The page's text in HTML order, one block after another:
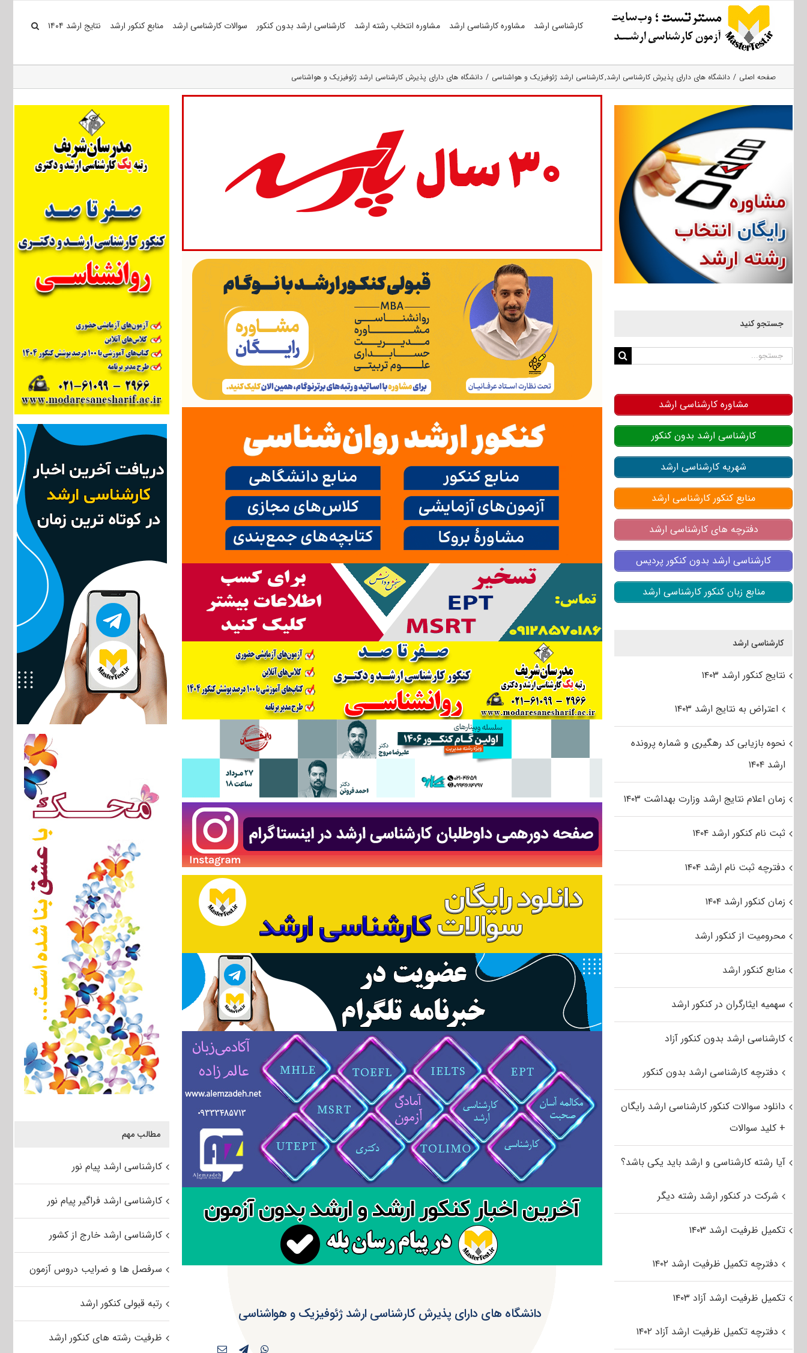
کارشناسی ارشد مشاوره کارشناسی ارشد مشاوره انتخاب رشته ارشد کارشناسی ارشد بدون کنکور سوالات کارشناسی ارشد منابع کنکور ارشد نتایج ارشد ۱۴۰۴
صفحه اصلی دانشگاه های دارای پذیرش کارشناسی ارشد کارشناسی ارشد ژئوفیزیک و هواشناسی دانشگاه های دارای پذیرش کارشناسی ارشد ژئوفیزیک و هواشناسی
دانشگاه های دارای پذیرش کارشناسی ارشد ژئوفیزیک و هواشناسی
مطالب مهم
کارشناسی ارشد پیام نور
کارشناسی ارشد فراگیر پیام نور
کارشناسی ارشد خارج از کشور
سرفصل ها و ضرایب دروس آزمون
رتبه قبولی کنکور ارشد
ظرفیت رشته های کنکور ارشد
جستجو کنید
جستجو
مشاوره کارشناسی ارشد
کارشناسی ارشد بدون کنکور
شهریه کارشناسی ارشد
منابع کنکور کارشناسی ارشد
دفترچه های کارشناسی ارشد
کارشناسی ارشد بدون کنکور پردیس
منابع زبان کنکور کارشناسی ارشد
کارشناسی ارشد
نتایج کنکور ارشد ۱۴۰۳
اعتراض به نتایج ارشد ۱۴۰۳
نحوه بازیابی کد رهگیری و شماره پرونده
ارشد ۱۴۰۴
زمان اعلام نتایج ارشد وزارت بهداشت ۱۴۰۳
ثبت نام کنکور ارشد ۱۴۰۴
دفترچه ثبت نام ارشد ۱۴۰۴
زمان کنکور ارشد ۱۴۰۴
محرومیت از کنکور ارشد
منابع کنکور ارشد
سهمیه ایثارگران در کنکور ارشد
کارشناسی ارشد بدون کنکور آزاد
دفترچه کارشناسی ارشد بدون کنکور
دانلود سوالات کنکور کارشناسی ارشد رایگان
+ کلید سوالات
آیا رشته کارشناسی و ارشد باید یکی باشد؟
شرکت در کنکور ارشد رشته دیگر
تکمیل ظرفیت ارشد ۱۴۰۳
دفترچه تکمیل ظرفیت ارشد ۱۴۰۲
تکمیل ظرفیت ارشد آزاد ۱۴۰۳
دفترچه تکمیل ظرفیت ارشد آزاد ۱۴۰۲